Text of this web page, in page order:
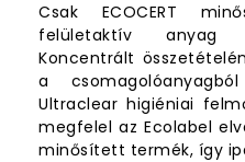
Csak ECOCERT
felületaktív anyag
Koncentrált
a
Ultraclear higiéniai
megfelel az Ecolabel
minősített termék, így